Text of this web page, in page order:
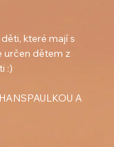
které mají s
určen dětem z
:)
A